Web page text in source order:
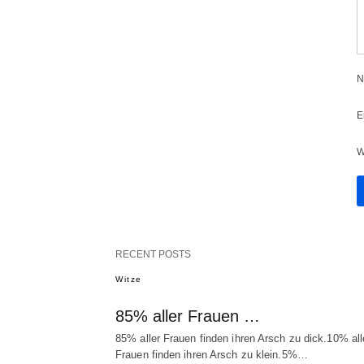
RECENT POSTS
Witze
85% aller Frauen …
85% aller Frauen finden ihren Arsch zu dick.10%
Frauen finden ihren Arsch zu klein.5%…